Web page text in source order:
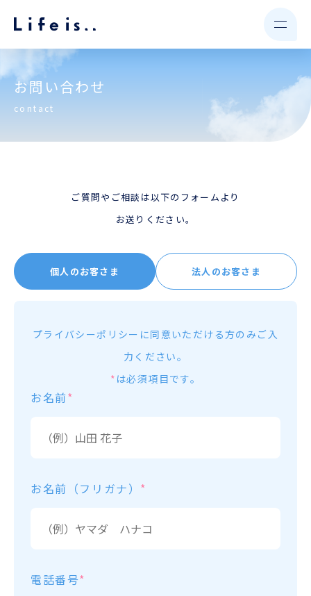
お問い合わせ
contact
ご質問やご相談は以下のフォームより
お送りください。
個人のお客さま 法人のお客さま
プライバシーポリシー に同意いただける方のみご入
力ください。
* は必須項目です。
お名前*
お名前（フリガナ） *
電話番号*